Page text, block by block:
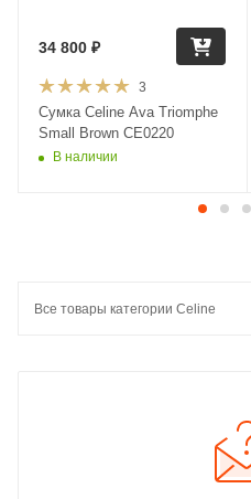
3
Сумка Celine Ava Triomphe
Small Brown CE0220
В наличии
34 800 ₽
Все товары категории Celine